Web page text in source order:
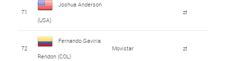
71
Joshua Anderson
(USA)
zt
72
Fernando Gaviria
Rendon (COL)
Movistar zt